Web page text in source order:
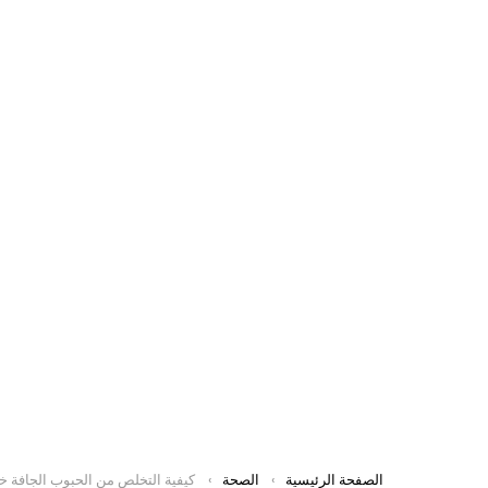
You are here:
الصفحة الرئيسية الصحة
كيفية التخلص من الحبوب الجافة خلف